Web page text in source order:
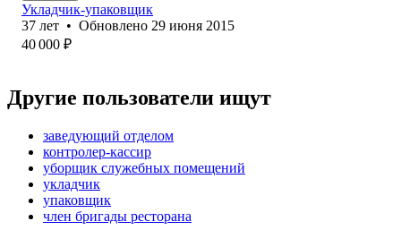
Укладчик-упаковщик
37 лет • Обновлено 29 июня 2015
40 000 ₽
Другие пользователи ищут
заведующий отделом
контролер-кассир
уборщик служебных помещений
укладчик
упаковщик
член бригады ресторана